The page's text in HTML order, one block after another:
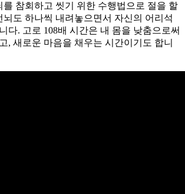
를 참회하고 씻기 위한 수행법으로 절을 할
뇌도 하나씩 내려놓으면서 자신의 어리석
다. 고로 108배 시간은 내 몸을 낮춤으로써
, 새로운 마음을 채우는 시간이기도 합니